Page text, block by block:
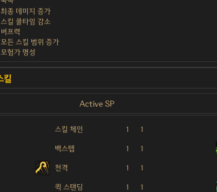
최종 데미지 증가
스킬 쿨타임 감소
버프력
모든 스킬 범위 증가
모험가 명성
Active SP
스킬 체인 1 1
백스텝 1 1
천격 1 1
퀵 스탠딩 1 1